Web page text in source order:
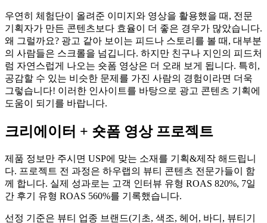
우연히 체험단이 올려준 이미지와 영상을 활용했을 때, 전문
기획자가 만든 콘텐츠보다 효율이 더 좋은 경우가 많았습니다.
왜 그럴까요? 광고 같아 보이는 피드나 스토리를 볼 때, 대부분
의 사람들은 스크롤을 넘깁니다. 하지만 친구나 지인의 피드처
럼 자연스럽게 나오는 숏폼 영상은 더 오래 보게 됩니다. 특히,
공감할 수 있는 비슷한 문제를 가진 사람의 경험이라면 더욱
그렇습니다! 이러한 인사이트를 바탕으로 광고 콘텐츠 기획에
도움이 되기를 바랍니다.
크리에이터 + 숏폼 영상 프로젝트
제품 정보만 주시면 USP에 맞는 소재를 기획&제작 해드립니
다. 프로젝트 전 과정은 하우랩의 뷰티 콘텐츠 전문가들이 함
께 합니다. 실제 성과로는 고객 인터뷰 유형 ROAS 820%, 7일
간 후기 유형 ROAS 560%를 기록했습니다.
선정 기준은 뷰티 업종 브랜드(기초, 색조, 헤어, 바디, 뷰티기